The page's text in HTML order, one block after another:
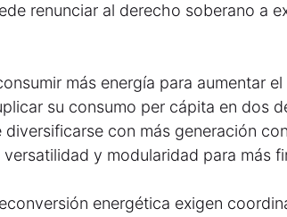
renunciar al derecho soberano a
más energía para aumentar
su consumo per cápita en dos
diversificarse con más generación
y modularidad para más
energética exigen